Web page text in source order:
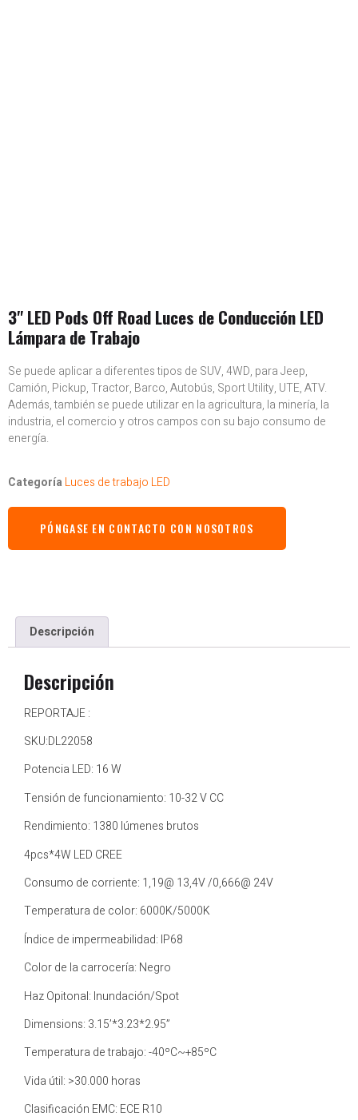
3" LED Pods Off Road Luces de Conducción LED
Lámpara de Trabajo
Se puede aplicar a diferentes tipos de SUV, 4WD, para Jeep,
Camión, Pickup, Tractor, Barco, Autobús, Sport Utility, UTE, ATV.
Además, también se puede utilizar en la agricultura, la minería, la
industria, el comercio y otros campos con su bajo consumo de
energía.
Categoría Luces de trabajo LED
PÓNGASE EN CONTACTO CON NOSOTROS
Descripción
Descripción
REPORTAJE :
SKU:DL22058
Potencia LED: 16 W
Tensión de funcionamiento: 10-32 V CC
Rendimiento: 1380 lúmenes brutos
4pcs*4W LED CREE
Consumo de corriente: 1,19@ 13,4V /0,666@ 24V
Temperatura de color: 6000K/5000K
Índice de impermeabilidad: IP68
Color de la carrocería: Negro
Haz Opitonal: Inundación/Spot
Dimensions: 3.15’*3.23*2.95”
Temperatura de trabajo: -40ºC~+85ºC
Vida útil: >30.000 horas
Clasificación EMC: ECE R10